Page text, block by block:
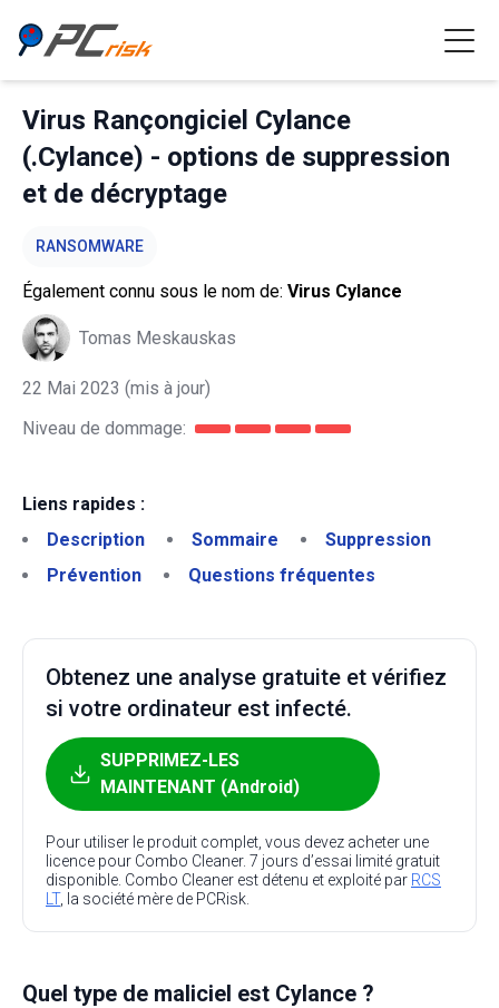
Virus Rançongiciel Cylance
(.Cylance) - options de suppression
et de décryptage
RANSOMWARE
Également connu sous le nom de: Virus Cylance
Tomas Meskauskas
22 Mai 2023 (mis à jour)
Niveau de dommage:
Liens rapides :
Description
Sommaire
Suppression
Prévention
Questions fréquentes
Obtenez une analyse gratuite et vérifiez
si votre ordinateur est infecté.
SUPPRIMEZ-LES
MAINTENANT (Android)
Pour utiliser le produit complet, vous devez acheter une
licence pour Combo Cleaner. 7 jours d’essai limité gratuit
disponible. Combo Cleaner est détenu et exploité par RCS
LT, la société mère de PCRisk.
Quel type de maliciel est Cylance ?